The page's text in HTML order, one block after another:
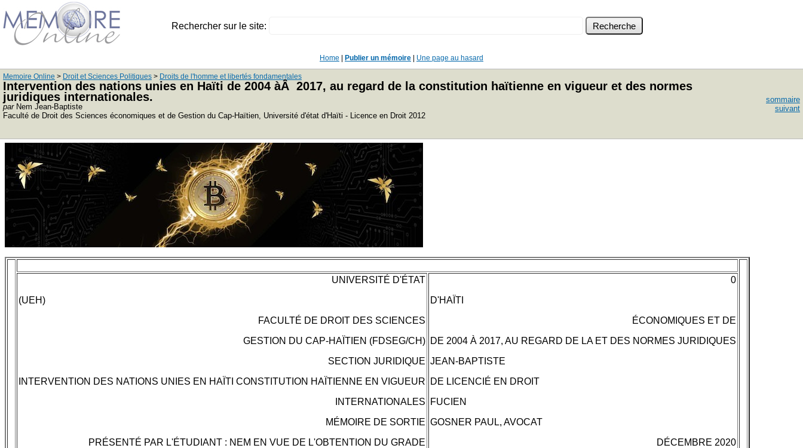
Rechercher sur le site:
Home Publier un mémoire Une page au hasard
Memoire Online > Droit et Sciences Politiques > Droits de l'homme et libertés fondamentales
Intervention des nations unies en Haïti de 2004 àÂ 2017, au regard de la constitution haïtienne en vigueur et des normes
juridiques internationales.
parNem Jean-Baptiste
Faculté de Droit des Sciences économiques et de Gestion du Cap-Haïtien, Université d'état d'Haïti - Licence en Droit 2012
sommaire
suivant
UNIVERSITÉ D'ÉTAT
(UEH)
FACULTÉ DE DROIT DES SCIENCES
GESTION DU CAP-HAÏTIEN (FDSEG/CH)
SECTION JURIDIQUE
INTERVENTION DES NATIONS UNIES EN HAÏTI CONSTITUTION HAÏTIENNE EN VIGUEUR
INTERNATIONALES
MÉMOIRE DE SORTIE
PRÉSENTÉ PAR L'ÉTUDIANT : NEM EN VUE DE L'OBTENTION DU GRADE
0
D'HAÏTI
ÉCONOMIQUES ET DE
DE 2004 À 2017, AU REGARD DE LA ET DES NORMES JURIDIQUES
JEAN-BAPTISTE
DE LICENCIÉ EN DROIT
FUCIEN
GOSNER PAUL, AVOCAT
DÉCEMBRE 2020